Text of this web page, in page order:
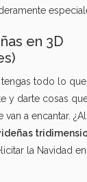
en 3D
todo lo
y darte cosas
a encantar.
la Navidad